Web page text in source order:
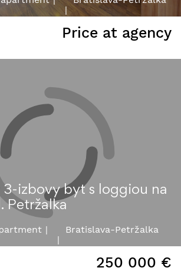
Price at agency
3-izbovy byt s loggiou na
Petržalka
Bratislava-Petržalka
250 000 €